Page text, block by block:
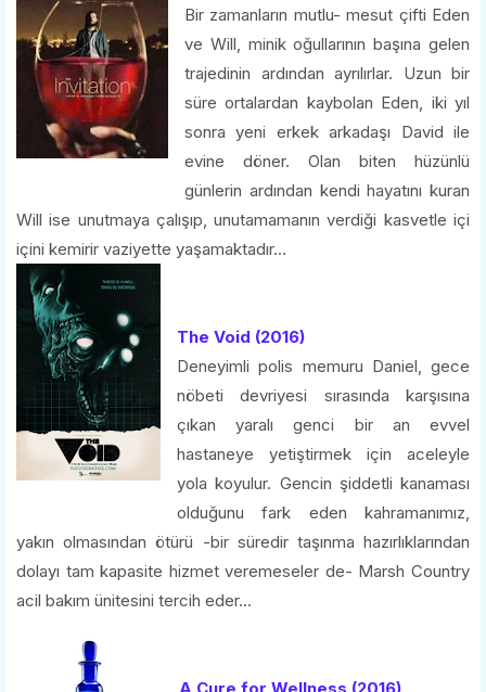
Bir zamanların mutlu- mesut çifti Eden
ve Will, minik oğullarının başına gelen
trajedinin ardından ayrılırlar. Uzun bir
süre ortalardan kaybolan Eden, iki yıl
sonra yeni erkek arkadaşı David ile
evine döner. Olan biten hüzünlü
günlerin ardından kendi hayatını kuran
Will ise unutmaya çalışıp, unutamamanın verdiği kasvetle içi
içini kemirir vaziyette yaşamaktadır...
The Void (2016)
Deneyimli polis memuru Daniel, gece
nöbeti devriyesi sırasında karşısına
çıkan yaralı genci bir an evvel
hastaneye yetiştirmek için aceleyle
yola koyulur. Gencin şiddetli kanaması
olduğunu fark eden kahramanımız,
yakın olmasından ötürü -bir süredir taşınma hazırlıklarından
dolayı tam kapasite hizmet veremeseler de- Marsh Country
acil bakım ünitesini tercih eder...